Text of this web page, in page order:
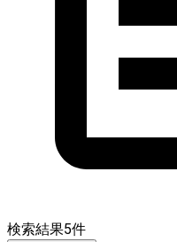
検索結果5件